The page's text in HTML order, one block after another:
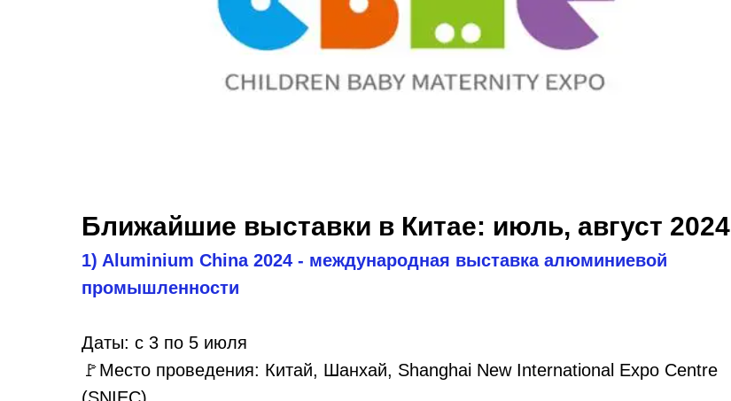
Ближайшие выставки в Китае: июль, август 2024
1) Aluminium China 2024 - международная выставка алюминиевой
промышленности
Даты: с 3 по 5 июля
🚩Место проведения: Китай, Шанхай, Shanghai New International Expo Centre